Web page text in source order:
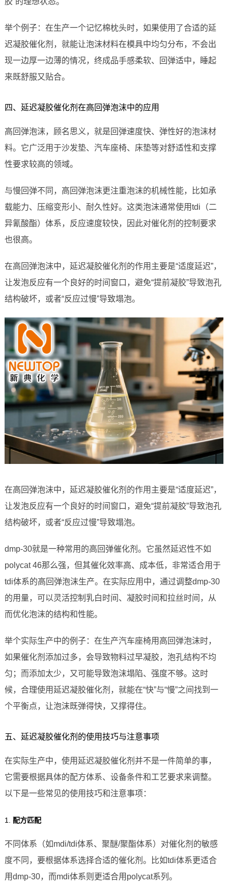
举个例子：在生产一个记忆棉枕头时，如果使用了合适的延
迟凝胶催化剂，就能让泡沫材料在模具中均匀分布，不会出
现一边厚一边薄的情况，终成品手感柔软、回弹适中，睡起
来既舒服又贴合。
四、延迟凝胶催化剂在高回弹泡沫中的应用
高回弹泡沫，顾名思义，就是回弹速度快、弹性好的泡沫材
料。它广泛用于沙发垫、汽车座椅、床垫等对舒适性和支撑
性要求较高的领域。
与慢回弹不同，高回弹泡沫更注重泡沫的机械性能，比如承
载能力、压缩变形小、耐久性好。这类泡沫通常使用tdi（二
异氰酸酯）体系，反应速度较快，因此对催化剂的控制要求
也很高。
在高回弹泡沫中，延迟凝胶催化剂的作用主要是“适度延迟”，
让发泡反应有一个良好的时间窗口，避免“提前凝胶”导致泡孔
结构破坏，或者“反应过慢”导致塌泡。
在高回弹泡沫中，延迟凝胶催化剂的作用主要是“适度延迟”，
让发泡反应有一个良好的时间窗口，避免“提前凝胶”导致泡孔
结构破坏，或者“反应过慢”导致塌泡。
dmp-30就是一种常用的高回弹催化剂。它虽然延迟性不如
polycat 46那么强，但其催化效率高、成本低，非常适合用于
tdi体系的高回弹泡沫生产。在实际应用中，通过调整dmp-30
的用量，可以灵活控制乳白时间、凝胶时间和拉丝时间，从
而优化泡沫的结构和性能。
举个实际生产中的例子：在生产汽车座椅用高回弹泡沫时，
如果催化剂添加过多，会导致物料过早凝胶，泡孔结构不均
匀；而添加太少，又可能导致泡沫塌陷、强度不够。这时
候，合理使用延迟凝胶催化剂，就能在“快”与“慢”之间找到一
个平衡点，让泡沫既弹得快，又撑得住。
五、延迟凝胶催化剂的使用技巧与注意事项
在实际生产中，使用延迟凝胶催化剂并不是一件简单的事，
它需要根据具体的配方体系、设备条件和工艺要求来调整。
以下是一些常见的使用技巧和注意事项：
1. 配方匹配
不同体系（如mdi/tdi体系、聚醚/聚酯体系）对催化剂的敏感
度不同，要根据体系选择合适的催化剂。比如tdi体系更适合
用dmp-30，而mdi体系则更适合用polycat系列。